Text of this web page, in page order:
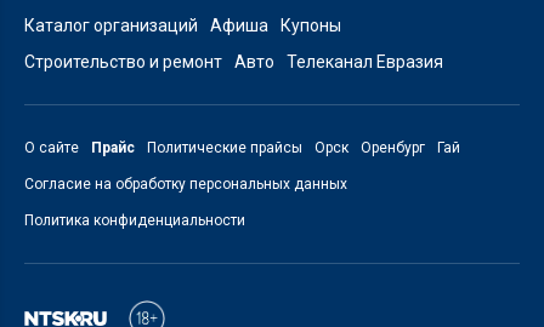
Каталог организаций
Афиша
Купоны
Строительство и ремонт
Авто Телеканал Евразия
О сайте Прайс Политические прайсы Орск Оренбург Гай
Согласие на обработку персональных данных
Политика конфиденциальности